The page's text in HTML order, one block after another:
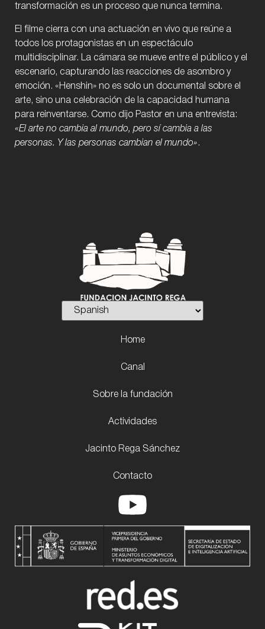
transformación es un proceso que nunca termina.
El filme cierra con una actuación en vivo que reúne a
todos los protagonistas en un espectáculo
multidisciplinar. La cámara se mueve entre el público y el
escenario, capturando las reacciones de asombro y
emoción. «Henshin» no es solo un documental sobre el
arte, sino una celebración de la capacidad humana
para reinventarse. Como dijo Pastor en una entrevista:
«El arte no cambia al mundo, pero sí cambia a las
personas. Y las personas cambian el mundo» .
Home
Canal
Sobre la fundación
Actividades
Jacinto Rega Sánchez
Contacto